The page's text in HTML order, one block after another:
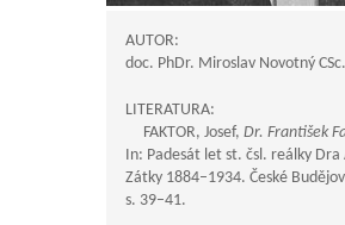
AUTOR:
doc. PhDr. Miroslav Novotný CSc.
LITERATURA:
FAKTOR, Josef, Dr. František
In: Padesát let st. čsl. reálky Dra
Zátky 1884–1934. České
s. 39–41.